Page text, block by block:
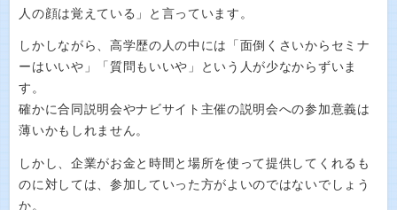
人の顔は覚えている」と言っています。
しかしながら、高学歴の人の中には「面倒くさいからセミナ
ーはいいや」「質問もいいや」という人が少なからずいま
す。
確かに合同説明会やナビサイト主催の説明会への参加意義は
薄いかもしれません。
しかし、企業がお金と時間と場所を使って提供してくれるも
のに対しては、参加していった方がよいのではないでしょう
か。